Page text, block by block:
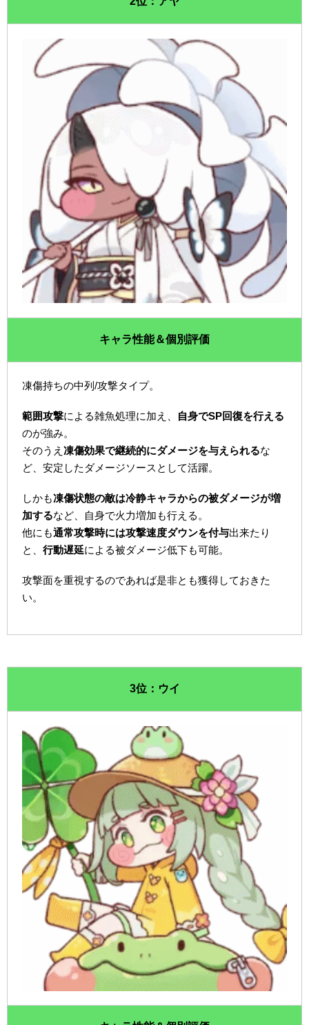
キャラ性能＆個別評価
凍傷持ちの中列/攻撃タイプ。
範囲攻撃による雑魚処理に加え、 自身でSP回復を行える
のが強み。
そのうえ凍傷効果で継続的にダメージを与えられるな
ど、安定したダメージソースとして活躍。
しかも凍傷状態の敵は冷静キャラからの被ダメージが増
加するなど、自身で火力増加も行える。
他にも通常攻撃時には攻撃速度ダウンを付与出来たり
と、行動遅延による被ダメージ低下も可能。
攻撃面を重視するのであれば是非とも獲得しておきた
い。
3位：ウイ